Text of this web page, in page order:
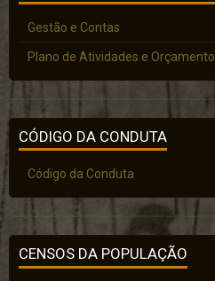
Gestão e Contas
Plano de Atividades e Orçamento
CÓDIGO DA CONDUTA
Código da Conduta
CENSOS DA POPULAÇÃO